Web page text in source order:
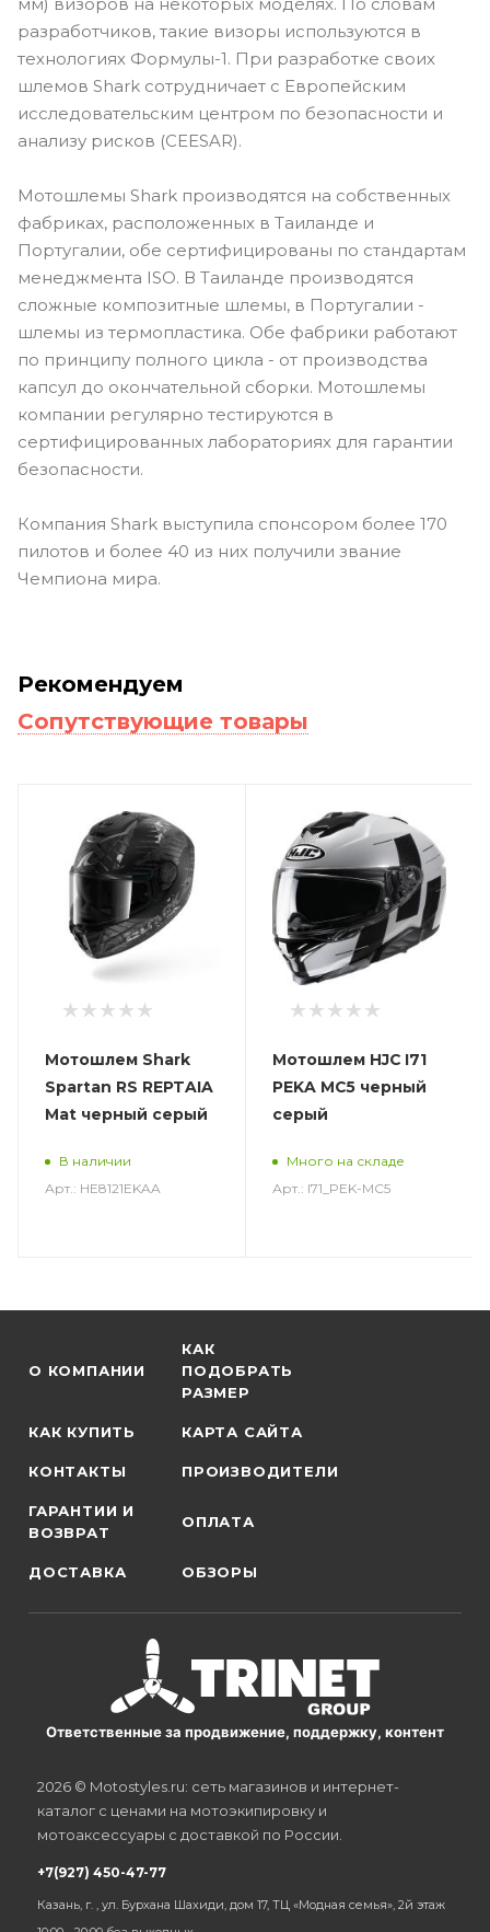
разработчиков, такие визоры используются в
технологиях Формулы-1. При разработке своих
шлемов Shark сотрудничает с Европейским
исследовательским центром по безопасности и
анализу рисков (CEESAR).
Мотошлемы Shark производятся на собственных
фабриках, расположенных в Таиланде и
Португалии, обе сертифицированы по стандартам
менеджмента ISO. В Таиланде производятся
сложные композитные шлемы, в Португалии -
шлемы из термопластика. Обе фабрики работают
по принципу полного цикла - от производства
капсул до окончательной сборки. Мотошлемы
компании регулярно тестируются в
сертифицированных лабораториях для гарантии
безопасности.
Компания Shark выступила спонсором более 170
пилотов и более 40 из них получили звание
Чемпиона мира.
Рекомендуем
Сопутствующие товары
Мотошлем Shark
Spartan RS REPTAIA
Mat черный серый
В наличии
Арт.: HE8121EKAA
Мотошлем HJC I71
PEKA MC5 черный
серый
Много на складе
Арт.: I71_PEK-MC5
О КОМПАНИИ
КАК
ПОДОБРАТЬ
РАЗМЕР
КАК КУПИТЬ КАРТА САЙТА
КОНТАКТЫ ПРОИЗВОДИТЕЛИ
ГАРАНТИИ И
ВОЗВРАТ
ОПЛАТА
ДОСТАВКА ОБЗОРЫ
Ответственные за продвижение, поддержку, контент
2026 © Motostyles.ru: сеть магазинов и интернет-
каталог с ценами на мотоэкипировку и
мотоаксессуары с доставкой по России.
+7(927) 450-47-77
Казань, г. , ул. Бурхана Шахиди, дом 17, ТЦ «Модная семья», 2й этаж